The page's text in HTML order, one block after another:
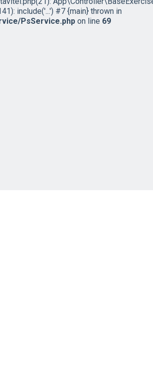
include('...') #7 {main} thrown in
PsService.php on line 69